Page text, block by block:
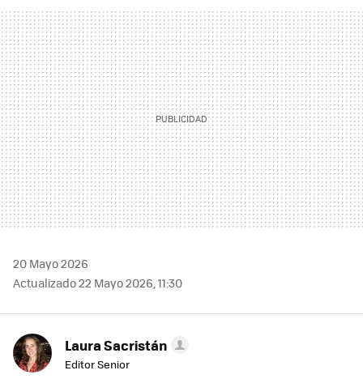
MAIL
20 Mayo 2026
Actualizado 22 Mayo 2026, 11:30
Laura Sacristán
Editor Senior